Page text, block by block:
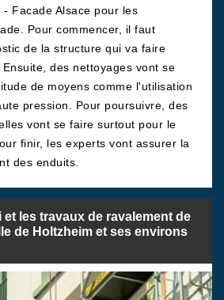
Facade Alsace pour les
Pour commencer, il faut
de la structure qui va faire
des nettoyages vont se
de moyens comme l'utilisation
pression. Pour poursuivre, des
vont se faire surtout pour le
finir, les experts vont assurer la
des enduits.
et les travaux de ravalement de
de Holtzheim et ses environs